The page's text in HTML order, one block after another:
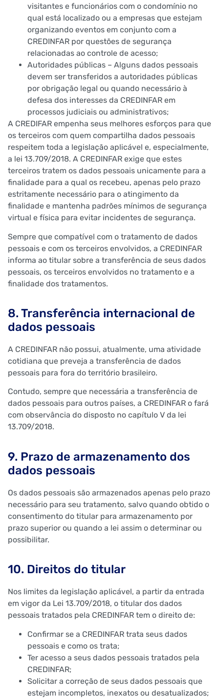
visitantes e funcionários com o condomínio no
qual está localizado ou a empresas que estejam
organizando eventos em conjunto com a
CREDINFAR por questões de segurança
relacionadas ao controle de acesso;
Autoridades públicas – Alguns dados pessoais
devem ser transferidos a autoridades públicas
por obrigação legal ou quando necessário à
defesa dos interesses da CREDINFAR em
processos judiciais ou administrativos;
A CREDIFAR empenha seus melhores esforços para que
os terceiros com quem compartilha dados pessoais
respeitem toda a legislação aplicável e, especialmente,
a lei 13.709/2018. A CREDINFAR exige que estes
terceiros tratem os dados pessoais unicamente para a
finalidade para a qual os recebeu, apenas pelo prazo
estritamente necessário para o atingimento da
finalidade e mantenha padrões mínimos de segurança
virtual e física para evitar incidentes de segurança.
Sempre que compatível com o tratamento de dados
pessoais e com os terceiros envolvidos, a CREDINFAR
informa ao titular sobre a transferência de seus dados
pessoais, os terceiros envolvidos no tratamento e a
finalidade dos tratamentos.
8. Transferência internacional de
dados pessoais
A CREDINFAR não possui, atualmente, uma atividade
cotidiana que preveja a transferência de dados
pessoais para fora do território brasileiro.
Contudo, sempre que necessária a transferência de
dados pessoais para outros países, a CREDINFAR o fará
com observância do disposto no capítulo V da lei
13.709/2018.
9. Prazo de armazenamento dos
dados pessoais
Os dados pessoais são armazenados apenas pelo prazo
necessário para seu tratamento, salvo quando obtido o
consentimento do titular para armazenamento por
prazo superior ou quando a lei assim o determinar ou
possibilitar.
10. Direitos do titular
Nos limites da legislação aplicável, a partir da entrada
em vigor da Lei 13.709/2018, o titular dos dados
pessoais tratados pela CREDINFAR tem o direito de:
Confirmar se a CREDINFAR trata seus dados
pessoais e como os trata;
Ter acesso a seus dados pessoais tratados pela
CREDINFAR;
Solicitar a correção de seus dados pessoais que
estejam incompletos, inexatos ou desatualizados;